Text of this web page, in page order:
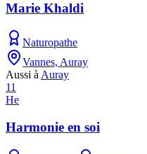
Marie Khaldi
Naturopathe
Vannes, Auray
Aussi à Auray
11
He
Harmonie en soi